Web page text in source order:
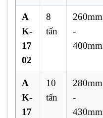
A
K-
17
02
8
tấn
260mm
-
400mm
A
K-
17
10
tấn
280mm
-
430mm